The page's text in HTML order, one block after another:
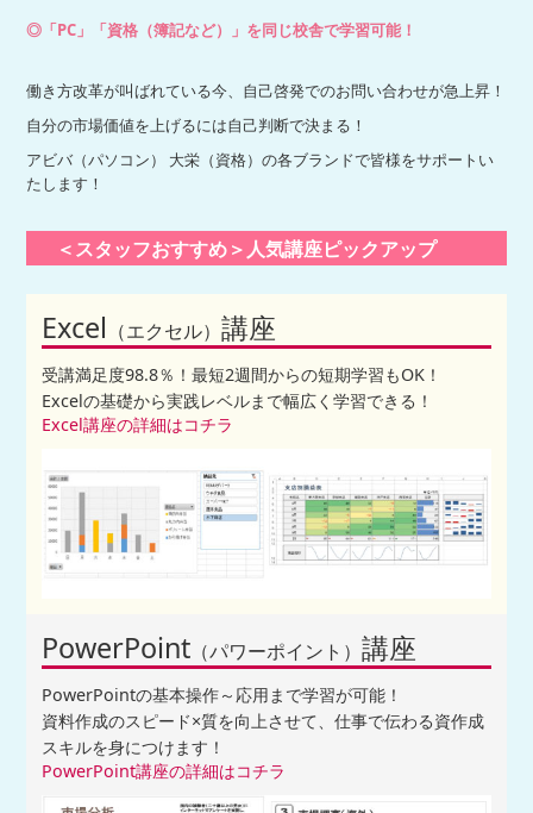
◎「PC」「資格（簿記など）」を同じ校舎で学習可能！
働き方改革が叫ばれている今、自己啓発でのお問い合わせが急上昇！
自分の市場価値を上げるには自己判断で決まる！
アビバ（パソコン） 大栄（資格）の各ブランドで皆様をサポートい
たします！
＜スタッフおすすめ＞人気講座ピックアップ
Excel （エクセル）講座
受講満足度98.8％！最短2週間からの短期学習もOK！
Excelの基礎から実践レベルまで幅広く学習できる！
Excel講座の詳細はコチラ
PowerPoint （パワーポイント）講座
PowerPointの基本操作～応用まで学習が可能！
資料作成のスピード×質を向上させて、仕事で伝わる資作成
スキルを身につけます！
PowerPoint講座の詳細はコチラ